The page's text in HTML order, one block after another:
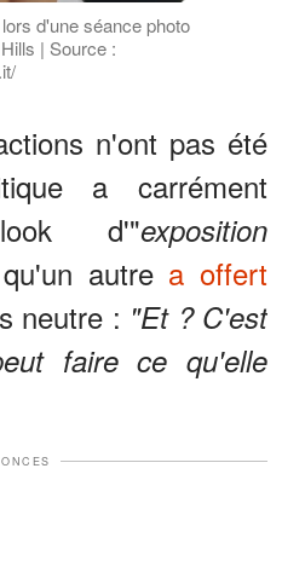
d'une séance photo
| Source :
n'ont pas été
a carrément
d'"exposition
autre a offert
neutre : "Et ? C'est
faire ce qu'elle